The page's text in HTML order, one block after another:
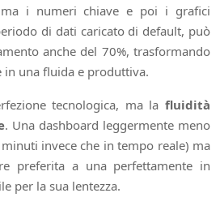
i numeri chiave e poi i grafici
di dati caricato di default, può
anche del 70%, trasformando
in una fluida e produttiva.
tecnologica, ma la fluidità
. Una dashboard leggermente meno
invece che in tempo reale) ma
preferita a una perfettamente in
per la sua lentezza.